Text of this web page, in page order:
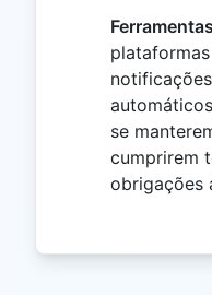
se
cumprirem
obrigações